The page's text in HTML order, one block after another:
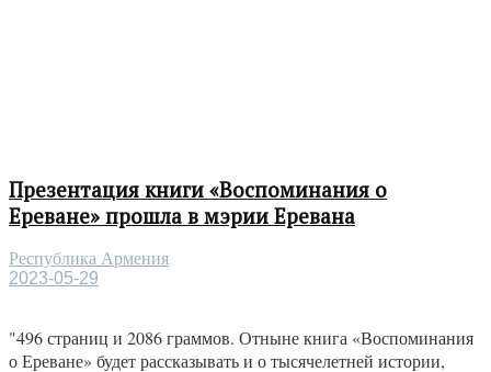
Презентация книги «Воспоминания о
Ереване» прошла в мэрии Еревана
Республика Армения
2023-05-29
"496 страниц и 2086 граммов. Отныне книга «Воспоминания
о Ереване» будет рассказывать и о тысячелетней истории,